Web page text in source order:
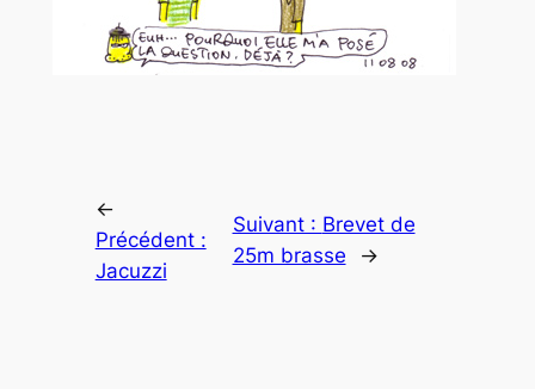
←
Précédent :
Jacuzzi
Suivant : Brevet de
25m brasse
→